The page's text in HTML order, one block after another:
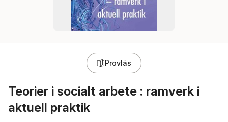
Provläs
Teorier i socialt arbete : ramverk i
aktuell praktik